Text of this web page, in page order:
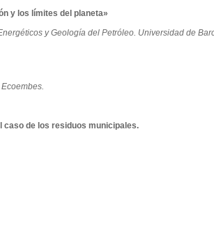
y los límites del planeta»
y Geología del Petróleo. Universidad de
de los residuos municipales.